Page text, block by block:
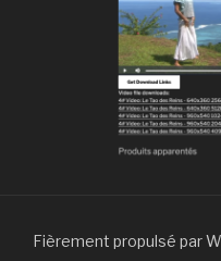
Fièrement propulsé par